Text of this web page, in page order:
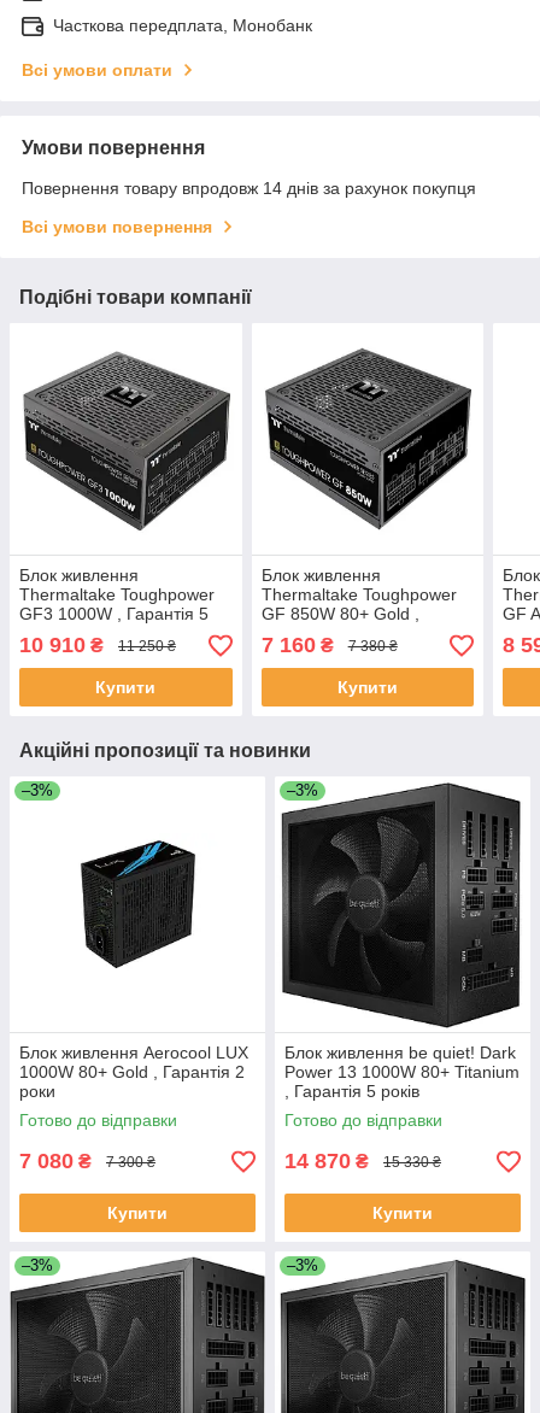
Часткова передплата, Монобанк
Всі умови оплати
Умови повернення
Повернення товару впродовж 14 днів за рахунок покупця
Всі умови повернення
Подібні товари компанії
Блок живлення
Thermaltake Toughpower
GF3 1000W , Гарантія 5
років
10 910 ₴ 11 250 ₴
Купити
Блок живлення
Thermaltake Toughpower
GF 850W 80+ Gold ,
Гарантія 5 років
7 160₴ 7 380 ₴
Купити
GF
8
Акційні пропозиції та новинки
–3%
Блок живлення Aerocool LUX
1000W 80+ Gold , Гарантія 2
роки
Готово до відправки
7 080 ₴ 7 300 ₴
Купити
–3%
Блок живлення be quiet! Dark
Power 13 1000W 80+ Titanium
, Гарантія 5 років
Готово до відправки
14 870 ₴ 15 330 ₴
Купити
–3% –3%